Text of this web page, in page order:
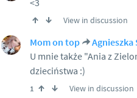
<3
View in discussion
Mom on top Agnieszka
U mnie także "Ania z
dzieciństwa :)
1 View in discussion